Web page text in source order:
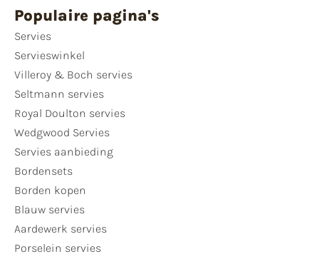
Populaire pagina's
Servies
Servieswinkel
Villeroy & Boch servies
Seltmann servies
Royal Doulton servies
Wedgwood Servies
Servies aanbieding
Bordensets
Borden kopen
Blauw servies
Aardewerk servies
Porselein servies